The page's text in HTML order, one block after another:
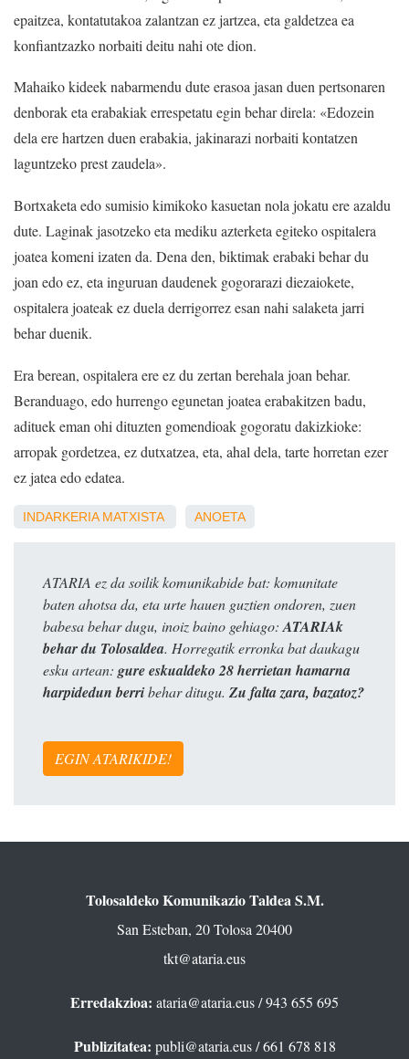
epaitzea, kontatutakoa zalantzan ez jartzea, eta galdetzea ea
konfiantzazko norbaiti deitu nahi ote dion.
Mahaiko kideek nabarmendu dute erasoa jasan duen pertsonaren
denborak eta erabakiak errespetatu egin behar direla: «Edozein
dela ere hartzen duen erabakia, jakinarazi norbaiti kontatzen
laguntzeko prest zaudela».
Bortxaketa edo sumisio kimikoko kasuetan nola jokatu ere azaldu
dute. Laginak jasotzeko eta mediku azterketa egiteko ospitalera
joatea komeni izaten da. Dena den, biktimak erabaki behar du
joan edo ez, eta inguruan daudenek gogorarazi diezaiokete,
ospitalera joateak ez duela derrigorrez esan nahi salaketa jarri
behar duenik.
Era berean, ospitalera ere ez du zertan berehala joan behar.
Beranduago, edo hurrengo egunetan joatea erabakitzen badu,
adituek eman ohi dituzten gomendioak gogoratu dakizkioke:
arropak gordetzea, ez dutxatzea, eta, ahal dela, tarte horretan ezer
ez jatea edo edatea.
INDARKERIA MATXISTA ANOETA
ATARIA ez da soilik komunikabide bat: komunitate
baten ahotsa da, eta urte hauen guztien ondoren, zuen
babesa behar dugu, inoiz baino gehiago: ATARIAk
behar du Tolosaldea. Horregatik erronka bat daukagu
esku artean: gure eskualdeko 28 herrietan hamarna
harpidedun berribehar ditugu. Zu falta zara, bazatoz?
EGIN ATARIKIDE!
Tolosaldeko Komunikazio Taldea S.M.
San Esteban, 20 Tolosa 20400
tkt@ataria.eus
Erredakzioa: ataria@ataria.eus/ 943 655 695
Publizitatea: publi@ataria.eus/ 661 678 818